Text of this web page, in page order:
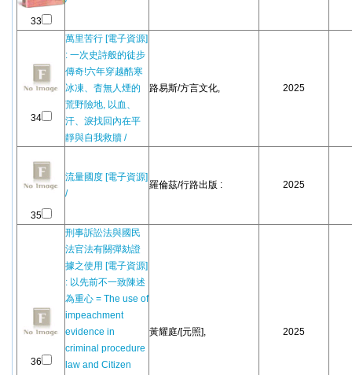
33
34
萬里苦行 [電子資源]
: 一次史詩般的徒步
傳奇!六年穿越酷寒
冰凍、杳無人煙的
荒野險地, 以血、
汗、淚找回內在平
靜與自我救贖 /
路易斯/方言文化, 2025
35
流量國度 [電子資源]
/
羅倫茲/行路出版 : 2025
36
刑事訴訟法與國民
法官法有關彈劾證
據之使用 [電子資源]
: 以先前不一致陳述
為重心 = The use of
impeachment
evidence in
criminal procedure
law and Citizen
黃耀庭/[元照], 2025